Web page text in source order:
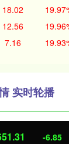
18.02
12.56
7.16
实时轮播
3.42